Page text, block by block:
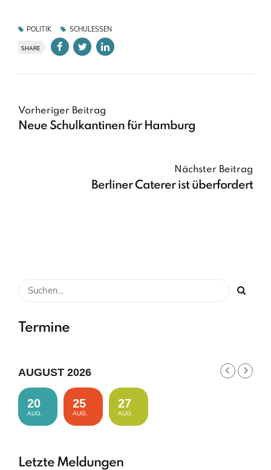
POLITIK SCHULESSEN
SHARE
Vorheriger Beitrag
Neue Schulkantinen für Hamburg
Nächster Beitrag
Berliner Caterer ist überfordert
Termine
AUGUST 2026
20
AUG.
25
AUG.
27
AUG.
Letzte Meldungen